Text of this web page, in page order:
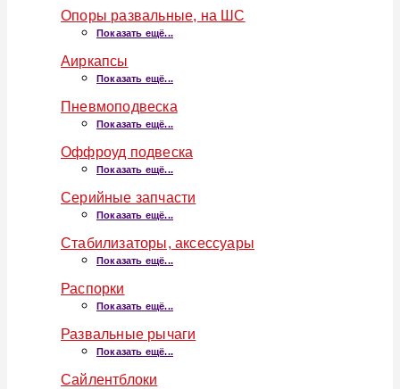
Опоры развальные, на ШС
Показать ещё...
Аиркапсы
Показать ещё...
Пневмоподвеска
Показать ещё...
Оффроуд подвеска
Показать ещё...
Серийные запчасти
Показать ещё...
Стабилизаторы, аксессуары
Показать ещё...
Распорки
Показать ещё...
Развальные рычаги
Показать ещё...
Сайлентблоки